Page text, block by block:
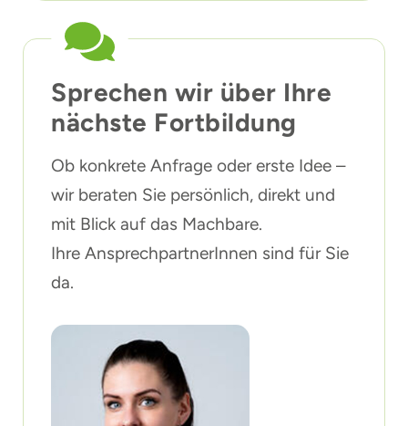
Sprechen wir über Ihre
nächste Fortbildung
Ob konkrete Anfrage oder erste Idee –
wir beraten Sie persönlich, direkt und
mit Blick auf das Machbare.
Ihre AnsprechpartnerInnen sind für Sie
da.